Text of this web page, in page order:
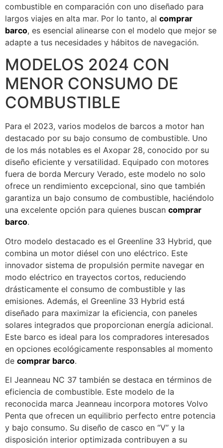
combustible en comparación con uno diseñado para
largos viajes en alta mar. Por lo tanto, al comprar
barco, es esencial alinearse con el modelo que mejor se
adapte a tus necesidades y hábitos de navegación.
MODELOS 2024 CON
MENOR CONSUMO DE
COMBUSTIBLE
Para el 2023, varios modelos de barcos a motor han
destacado por su bajo consumo de combustible. Uno
de los más notables es el Axopar 28, conocido por su
diseño eficiente y versatilidad. Equipado con motores
fuera de borda Mercury Verado, este modelo no solo
ofrece un rendimiento excepcional, sino que también
garantiza un bajo consumo de combustible, haciéndolo
una excelente opción para quienes buscan comprar
barco.
Otro modelo destacado es el Greenline 33 Hybrid, que
combina un motor diésel con uno eléctrico. Este
innovador sistema de propulsión permite navegar en
modo eléctrico en trayectos cortos, reduciendo
drásticamente el consumo de combustible y las
emisiones. Además, el Greenline 33 Hybrid está
diseñado para maximizar la eficiencia, con paneles
solares integrados que proporcionan energía adicional.
Este barco es ideal para los compradores interesados
en opciones ecológicamente responsables al momento
de comprar barco.
El Jeanneau NC 37 también se destaca en términos de
eficiencia de combustible. Este modelo de la
reconocida marca Jeanneau incorpora motores Volvo
Penta que ofrecen un equilibrio perfecto entre potencia
y bajo consumo. Su diseño de casco en “V” y la
disposición interior optimizada contribuyen a su